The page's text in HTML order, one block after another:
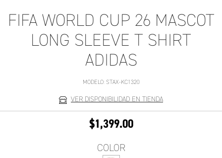
FIFA WORLD CUP 26 MASCOT
LONG SLEEVE T SHIRT
ADIDAS
MODELO: STAX-KC1320
VER DISPONIBILIDAD EN TIENDA
$1,399.00
COLOR